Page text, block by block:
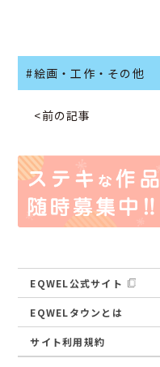
#絵画・工作・その他
<前の記事
EQWEL公式サイト
EQWELタウンとは
サイト利用規約